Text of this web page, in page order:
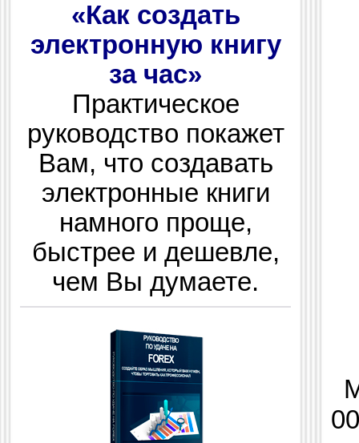
«Как создать
электронную книгу
за час»
Практическое
руководство покажет
Вам, что создавать
электронные книги
намного проще,
быстрее и дешевле,
чем Вы думаете.